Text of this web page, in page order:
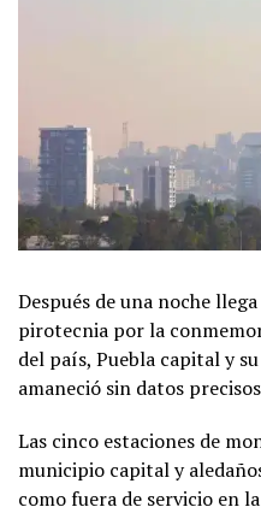
Después de una noche
pirotecnia por la
del país, Puebla capital y
amaneció sin datos
Las cinco estaciones de
municipio capital y
como fuera de servicio en